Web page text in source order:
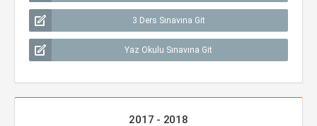
3 Ders Sınavına Git
Yaz Okulu Sınavına Git
2017 - 2018